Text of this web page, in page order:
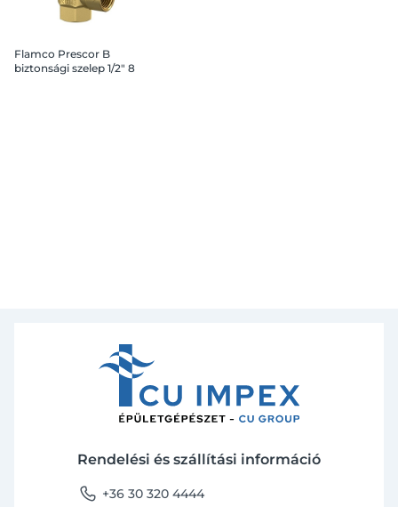
Flamco Prescor B
biztonsági szelep 1/2" 8
Rendelési és szállítási információ
phone +36 30 320 4444